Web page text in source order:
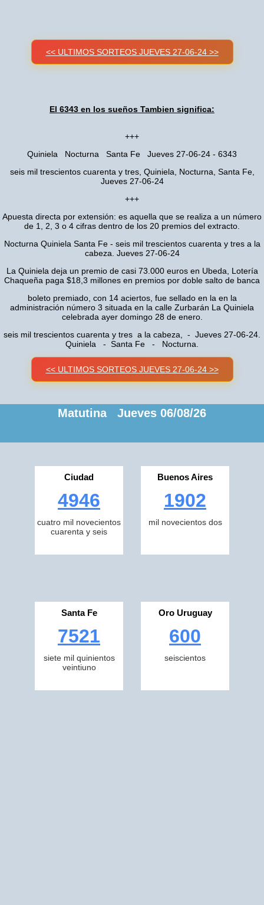
<< ULTIMOS SORTEOS JUEVES 27-06-24 >>
El 6343 en los sueños Tambien significa:
+++
Quiniela Nocturna Santa Fe Jueves 27-06-24 - 6343
seis mil trescientos cuarenta y tres, Quiniela, Nocturna, Santa Fe,
Jueves 27-06-24
+++
Apuesta directa por extensión: es aquella que se realiza a un número
de 1, 2, 3 o 4 cifras dentro de los 20 premios del extracto.
Nocturna Quiniela Santa Fe - seis mil trescientos cuarenta y tres a la
cabeza. Jueves 27-06-24
La Quiniela deja un premio de casi 73.000 euros en Ubeda, Lotería
Chaqueña paga $18,3 millones en premios por doble salto de banca
boleto premiado, con 14 aciertos, fue sellado en la en la
administración número 3 situada en la calle Zurbarán La Quiniela
celebrada ayer domingo 28 de enero.
seis mil trescientos cuarenta y tres a la cabeza, - Jueves 27-06-24.
Quiniela - Santa Fe - Nocturna.
<< ULTIMOS SORTEOS JUEVES 27-06-24 >>
Matutina Jueves 06/08/26
Ciudad
4946
cuatro mil novecientos
cuarenta y seis
Buenos Aires
1902
mil novecientos dos
Santa Fe
7521
siete mil quinientos
veintiuno
Oro Uruguay
600
seiscientos